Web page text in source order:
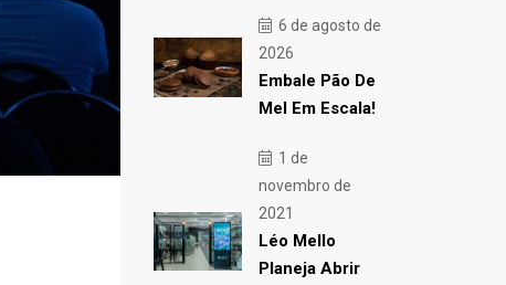
6 de agosto de
2026
Embale Pão De
Mel Em Escala!
1 de
novembro de
2021
Léo Mello
Planeja Abrir